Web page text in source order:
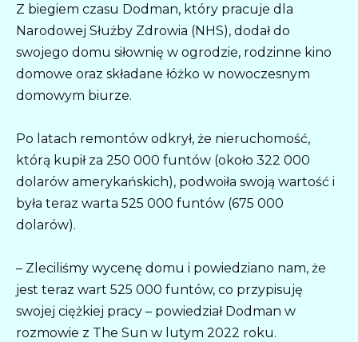
Z biegiem czasu Dodman, który pracuje dla
Narodowej Służby Zdrowia (NHS), dodał do
swojego domu siłownię w ogrodzie, rodzinne kino
domowe oraz składane łóżko w nowoczesnym
domowym biurze.
Po latach remontów odkrył, że nieruchomość,
którą kupił za 250 000 funtów (około 322 000
dolarów amerykańskich), podwoiła swoją wartość i
była teraz warta 525 000 funtów (675 000
dolarów).
– Zleciliśmy wycenę domu i powiedziano nam, że
jest teraz wart 525 000 funtów, co przypisuję
swojej ciężkiej pracy – powiedział Dodman w
rozmowie z The Sun w lutym 2022 roku.